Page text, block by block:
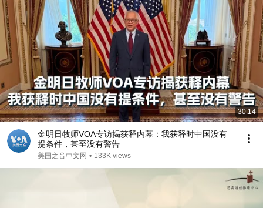
30:14
金明日牧师VOA专访揭获释内幕：我获释时中国没有
提条件，甚至没有警告
美国之音中文网 • 133K views